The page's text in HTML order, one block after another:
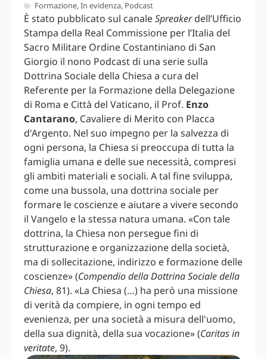
Formazione,In evidenza, Podcast
È stato pubblicato sul canaleSpreakerdell’Ufficio
Stampa della Real Commissione per l’Italia del
Sacro Militare Ordine Costantiniano di San
Giorgio il nono Podcast di una serie sulla
Dottrina Sociale della Chiesa a cura del
Referente per la Formazione della Delegazione
di Roma e Città del Vaticano, il Prof. Enzo
Cantarano, Cavaliere di Merito con Placca
d'Argento. Nel suo impegno per la salvezza di
ogni persona, la Chiesa si preoccupa di tutta la
famiglia umana e delle sue necessità, compresi
gli ambiti materiali e sociali. A tal fine sviluppa,
come una bussola, una dottrina sociale per
formare le coscienze e aiutare a vivere secondo
il Vangelo e la stessa natura umana. «Con tale
dottrina, la Chiesa non persegue fini di
strutturazione e organizzazione della società,
ma di sollecitazione, indirizzo e formazione delle
coscienze» (Compendio della Dottrina Sociale della
Chiesa, 81). «La Chiesa (…) ha però una missione
di verità da compiere, in ogni tempo ed
evenienza, per una società a misura dell'uomo,
della sua dignità, della sua vocazione» (Caritas in
veritate, 9).